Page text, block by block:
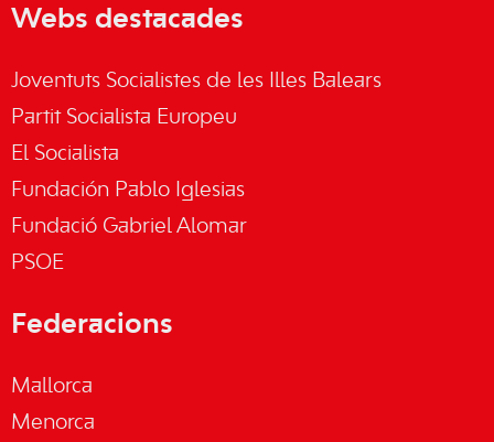
Webs destacades
Joventuts Socialistes de les Illes Balears
Partit Socialista Europeu
El Socialista
Fundación Pablo Iglesias
Fundació Gabriel Alomar
PSOE
Federacions
Mallorca
Menorca